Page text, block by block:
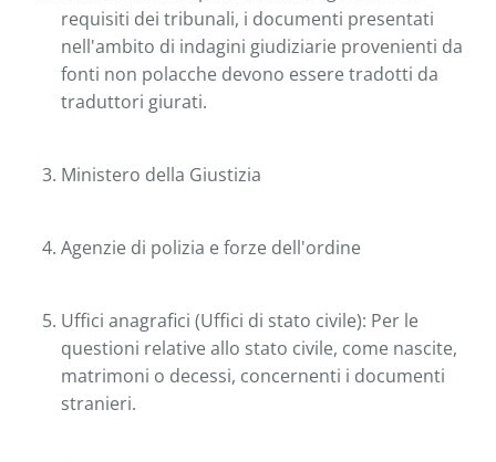
requisiti dei tribunali, i documenti presentati
nell'ambito di indagini giudiziarie provenienti da
fonti non polacche devono essere tradotti da
traduttori giurati.
Ministero della Giustizia
Agenzie di polizia e forze dell'ordine
Uffici anagrafici (Uffici di stato civile): Per le
questioni relative allo stato civile, come nascite,
matrimoni o decessi, concernenti i documenti
stranieri.